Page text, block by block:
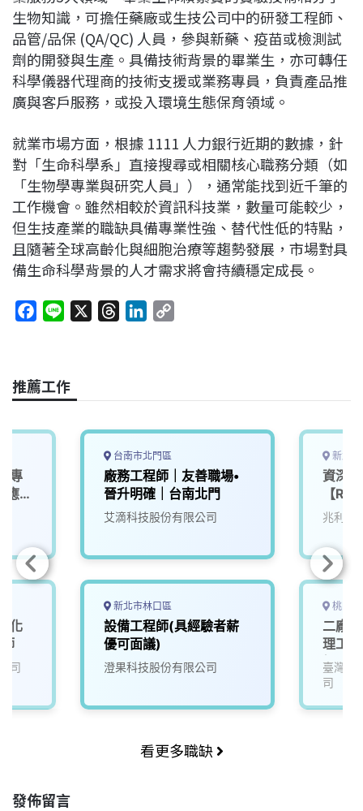
生物知識，可擔任藥廠或生技公司中的研發工程師、
品管/品保 (QA/QC) 人員，參與新藥、疫苗或檢測試
劑的開發與生產。具備技術背景的畢業生，亦可轉任
科學儀器代理商的技術支援或業務專員，負責產品推
廣與客戶服務，或投入環境生態保育領域。
就業市場方面，根據 1111 人力銀行近期的數據，針
對「生命科學系」直接搜尋或相關核心職務分類（如
「生物學專業與研究人員」），通常能找到近千筆的
工作機會。雖然相較於資訊科技業，數量可能較少，
但生技產業的職缺具備專業性強、替代性低的特點，
且隨著全球高齡化與細胞治療等趨勢發展，市場對具
備生命科學背景的人才需求將會持續穩定成長。
e
b
o
a
s
e
I
n
L
n
推薦工作
專
應屆
化
司
台南市北門區
廠務工程師｜友善職場•
晉升明確｜台南北門
艾滴科技股份有限公司
新北市林口區
設備工程師(具經驗者薪
優可面議)
澄果科技股份有限公司
新北
資深
【
兆利科
桃園
二廠
理工
經驗
(週休
訊面
臺灣永
司
看更多職缺
發佈留言